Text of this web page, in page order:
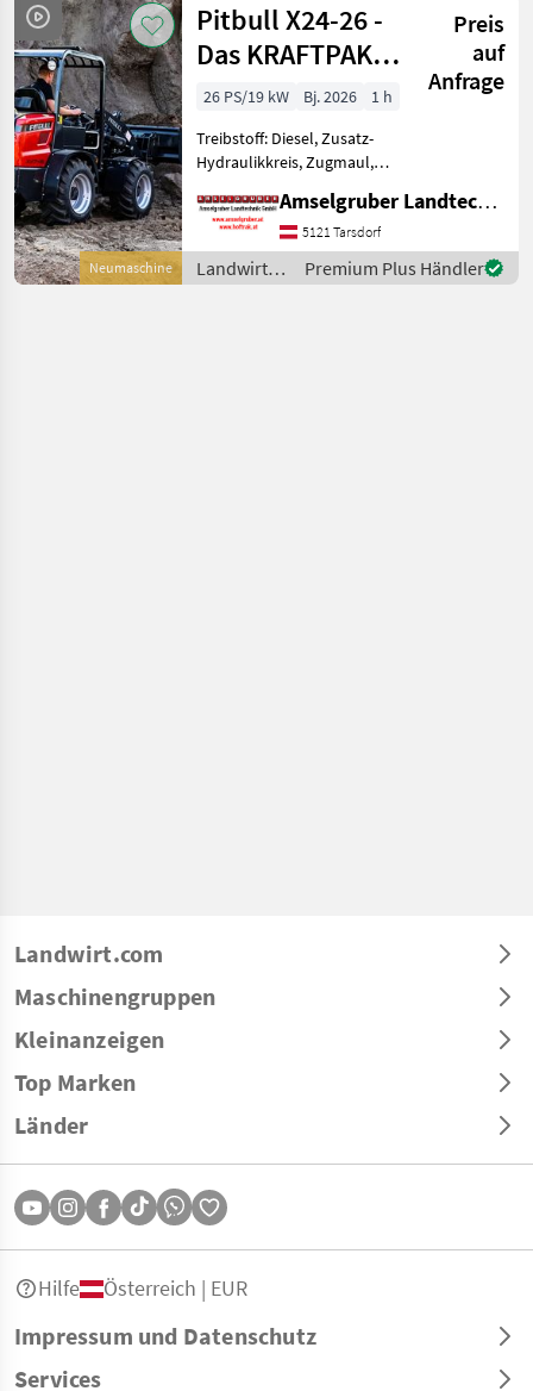
Neumaschine
Pitbull X24-26 -
Das KRAFTPAKET
aus Holland
Preis
auf
Anfrage
26 PS/19 kW Bj. 2026
1 h
Treibstoff: Diesel, Zusatz-
Hydraulikkreis, Zugmaul,
hydr. Geräteverriegelung
Neu im Generalvertrieb von
Amselgruber Landtechnik!
Neben unseren beka
Amselgruber Landtechnik GmbH
5121 Tarsdorf
Landwirtsch.
Motorfahrzeuge
Premium Plus Händler
Landwirt.com
Maschinengruppen
Kleinanzeigen
Top Marken
Länder
Impressum und Datenschutz
Services
Hilfe Österreich | EUR